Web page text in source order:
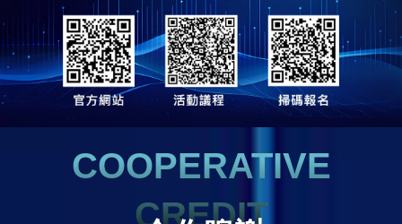
COOPERATIVE
CREDIT